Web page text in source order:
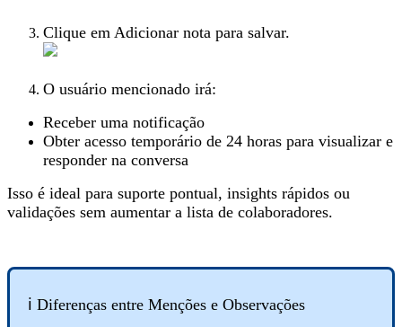
Clique em Adicionar nota para salvar.
O usuário mencionado irá:
Receber uma notificação
Obter acesso temporário de 24 horas para visualizar e
responder na conversa
Isso é ideal para suporte pontual, insights rápidos ou
validações sem aumentar a lista de colaboradores.
ℹ️ Diferenças entre Menções e Observações